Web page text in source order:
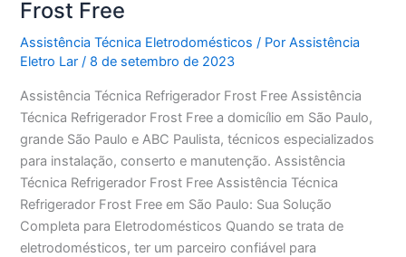
Frost Free
Assistência Técnica Eletrodomésticos / PorAssistência
Eletro Lar/ 8 de setembro de 2023
Assistência Técnica Refrigerador Frost Free Assistência
Técnica Refrigerador Frost Free a domicílio em São Paulo,
grande São Paulo e ABC Paulista, técnicos especializados
para instalação, conserto e manutenção. Assistência
Técnica Refrigerador Frost Free Assistência Técnica
Refrigerador Frost Free em São Paulo: Sua Solução
Completa para Eletrodomésticos Quando se trata de
eletrodomésticos, ter um parceiro confiável para